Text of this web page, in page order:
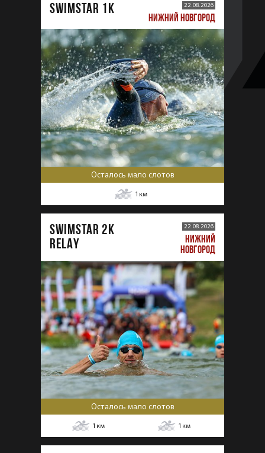
SWIMSTAR 1K 22.08.2026
НИЖНИЙ НОВГОРОД
Осталось мало слотов
1 км
SWIMSTAR 2K
RELAY
22.08.2026
НИЖНИЙ
НОВГОРОД
Осталось мало слотов
1 км 1 км